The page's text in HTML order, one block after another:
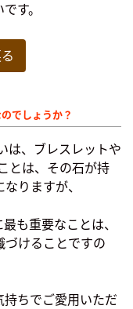
す。
でしょうか？
は、ブレスレットや
とは、その石が持
りますが、
も重要なことは、
づけることですの
ちでご愛用いただ